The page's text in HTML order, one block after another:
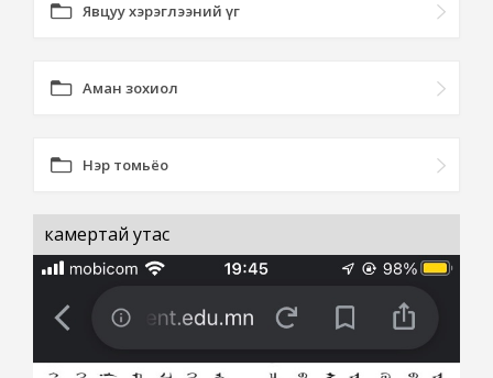
Явцуу хэрэглээний үг
Аман зохиол
Нэр томьёо
камертай утас